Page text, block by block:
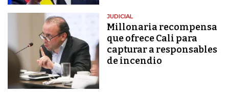
JUDICIAL
Millonaria recompensa
que ofrece Cali para
capturar a responsables
de incendio